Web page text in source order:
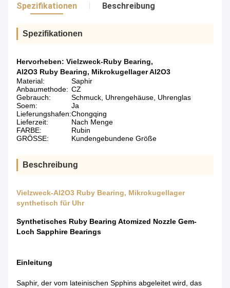
Spezifikationen Beschreibung
Spezifikationen
Hervorheben: Vielzweck-Ruby Bearing,
Al2O3 Ruby Bearing, Mikrokugellager Al2O3
Material:
Saphir
Anbaumethode: CZ
Gebrauch:
Schmuck, Uhrengehäuse, Uhrenglas
Soem:
Ja
Lieferungshafen:Chongqing
Lieferzeit:
Nach Menge
FARBE:
Rubin
GRÖSSE:
Kundengebundene Größe
Beschreibung
Vielzweck-Al2O3 Ruby Bearing, Mikrokugellager
synthetisch für Uhr
Synthetisches Ruby Bearing Atomized Nozzle Gem-
Loch Sapphire Bearings
Einleitung
Saphir, der vom lateinischen Spphins abgeleitet wird, das